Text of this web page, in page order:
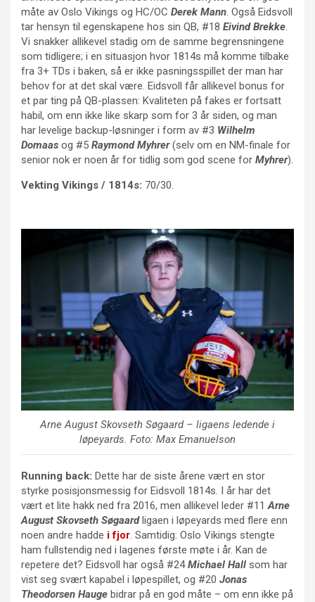
måte av Oslo Vikings og HC/OC Derek Mann . Også Eidsvoll
tar hensyn til egenskapene hos sin QB, #18 Eivind Brekke
Vi snakker allikevel stadig om de samme begrensningene
som tidligere; i en situasjon hvor 1814s må komme tilbake
fra 3+ TDs i baken, så er ikke pasningsspillet der man har
behov for at det skal være. Eidsvoll får allikevel bonus for
et par ting på QB-plassen: Kvaliteten på fakes er fortsatt
habil, om enn ikke like skarp som for 3 år siden, og man
har levelige backup-løsninger i form av #3 Wilhelm
Domaas og #5 Raymond Myhrer(selv om en NM-finale for
senior nok er noen år for tidlig som god scene for Myhrer).
Vekting Vikings / 1814s: 70/30.
Arne August Skovseth Søgaard– ligaens ledende i
løpeyards. Foto: Max Emanuelson
Running back: Dette har de siste årene vært en stor
styrke posisjonsmessig for Eidsvoll 1814s. I år har det
vært et lite hakk ned fra 2016, men allikevel leder #11Arne
August Skovseth Søgaardligaen i løpeyards med flere enn
noen andre hadde i fjor. Samtidig: Oslo Vikings stengte
ham fullstendig ned i lagenes første møte i år. Kan de
repetere det? Eidsvoll har også #24Michael Hall som har
vist seg svært kapabel i løpespillet, og #20 Jonas
Theodorsen Hauge bidrar på en god måte – om enn ikke på